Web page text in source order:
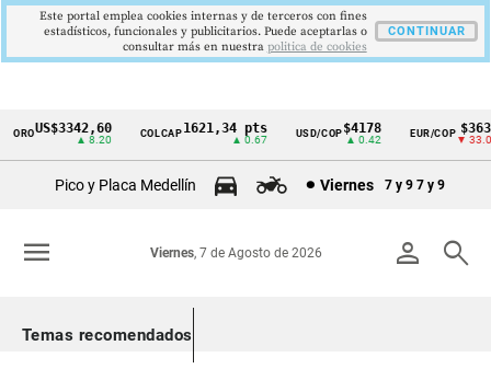
Cintillo
Colombia
US$3342,60
▲ 8.20
COLCAP1621,34 pts
▲ 0.67
USD/COP$4178
▲ 0.42
EUR/COP $3639
▼ 33.00
Pico y Placa Medellín Viernes 7 y 9 7 y 9
person search
Viernes, 7 de Agosto de 2026
menu
Temas recomendados
Este portal emplea cookies internas y de terceros con fines
estadísticos, funcionales y publicitarios. Puede aceptarlas o
consultar más en nuestra politica de cookies
CONTINUAR